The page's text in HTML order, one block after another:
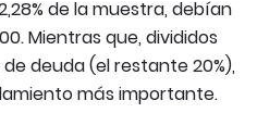
de la muestra, debían
Mientras que, divididos
deuda (el restante 20%),
más importante.